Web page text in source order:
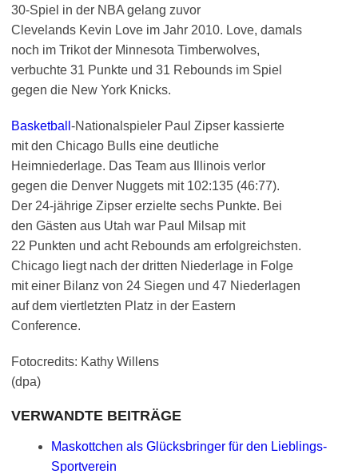
30-Spiel in der NBA gelang zuvor
Clevelands Kevin Love im Jahr 2010. Love, damals
noch im Trikot der Minnesota Timberwolves,
verbuchte 31 Punkte und 31 Rebounds im Spiel
gegen die New York Knicks.
Basketball -Nationalspieler Paul Zipser kassierte
mit den Chicago Bulls eine deutliche
Heimniederlage. Das Team aus Illinois verlor
gegen die Denver Nuggets mit 102:135 (46:77).
Der 24-jährige Zipser erzielte sechs Punkte. Bei
den Gästen aus Utah war Paul Milsap mit
22 Punkten und acht Rebounds am erfolgreichsten.
Chicago liegt nach der dritten Niederlage in Folge
mit einer Bilanz von 24 Siegen und 47 Niederlagen
auf dem viertletzten Platz in der Eastern
Conference.
Fotocredits: Kathy Willens
(dpa)
VERWANDTE BEITRÄGE
Maskottchen als Glücksbringer für den Lieblings-
Sportverein